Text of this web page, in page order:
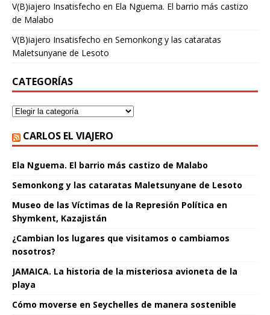
V(B)iajero Insatisfecho en Ela Nguema. El barrio más castizo
de Malabo
V(B)iajero Insatisfecho en Semonkong y las cataratas
Maletsunyane de Lesoto
CATEGORÍAS
CARLOS EL VIAJERO
Ela Nguema. El barrio más castizo de Malabo
Semonkong y las cataratas Maletsunyane de Lesoto
Museo de las Víctimas de la Represión Política en
Shymkent, Kazajistán
¿Cambian los lugares que visitamos o cambiamos
nosotros?
JAMAICA. La historia de la misteriosa avioneta de la
playa
Cómo moverse en Seychelles de manera sostenible